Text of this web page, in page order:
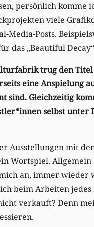
persönlich komme
viele
Media-Posts.
das „Beautiful
trug den Titel
eine Anspielung
sind. Gleichzeitig
selbst unter
Ausstellungen mit
Wortspiel.
an, immer wieder
beim Arbeiten jedes
verkauft? Denn